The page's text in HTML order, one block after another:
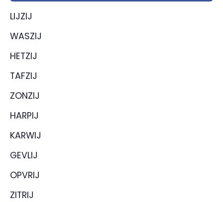
LIJZIJ
WASZIJ
HETZIJ
TAFZIJ
ZONZIJ
HARPIJ
KARWIJ
GEVLIJ
OPVRIJ
ZITRIJ